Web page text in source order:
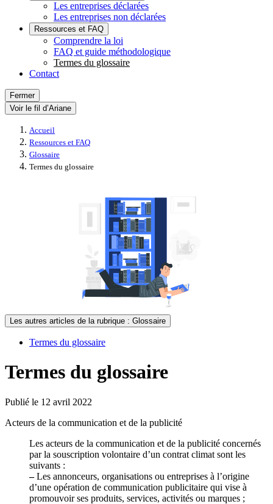
Les entreprises déclarées
Les entreprises non déclarées
Ressources et FAQ
Comprendre la loi
FAQ et guide méthodologique
Termes du glossaire
Contact
Fermer
Voir le fil d’Ariane
Accueil
Ressources et FAQ
Glossaire
Termes du glossaire
Les autres articles de la rubrique : Glossaire
Termes du glossaire
Termes du glossaire
Publié le 12 avril 2022
Acteurs de la communication et de la publicité
Les acteurs de la communication et de la publicité concernés
par la souscription volontaire d’un contrat climat sont les
suivants :
–Les annonceurs, organisations ou entreprises à l’origine
d’une opération de communication publicitaire qui vise à
promouvoir ses produits, services, activités ou marques ;